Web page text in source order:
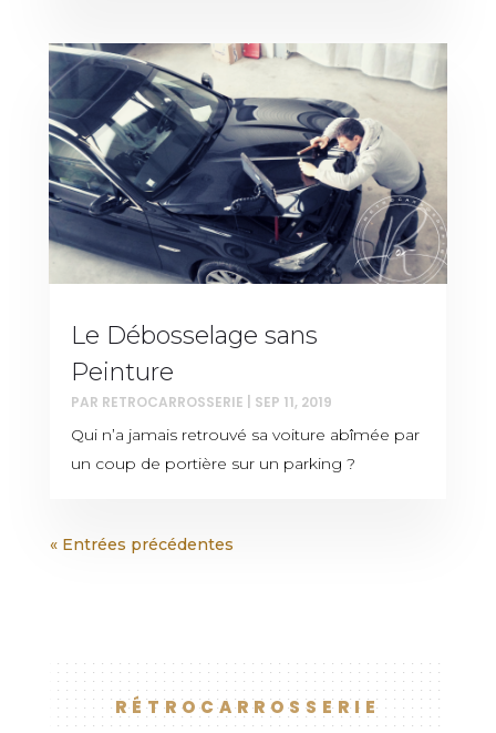
Le Débosselage sans
Peinture
PAR RETROCARROSSERIE SEP 11, 2019
Qui n’a jamais retrouvé sa voiture abîmée par
un coup de portière sur un parking ?
« Entrées précédentes
RÉTROCARROSSERIE